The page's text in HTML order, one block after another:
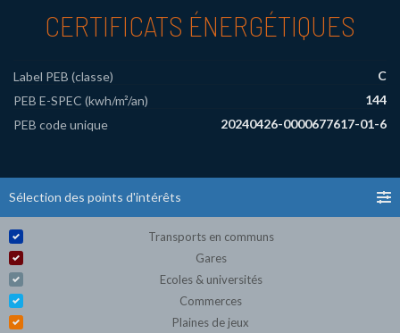
CERTIFICATS ÉNERGÉTIQUES
Label PEB (classe)
C
PEB E-SPEC (kwh/m²/an)
144
PEB code unique
20240426-0000677617-01-6
Sélection des points d'intérêts
Transports en communs
Gares
Ecoles & universités
Commerces
Plaines de jeux